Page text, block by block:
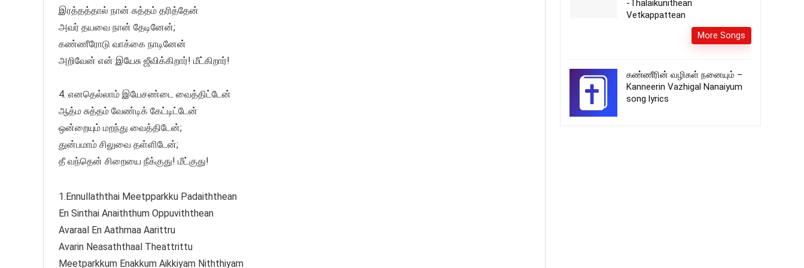
இரத்தத்தால் நான் சுத்தம் தரித்தேன்
அவர் தயவை நான் தேடினேன்;
கண்ணீரோடு வாக்கை நாடினேன்
அறிவேன் என் இயேசு ஜீவிக்கிறார்! மீட்கிறார்!
4. எனதெல்லாம் இயேசண்டை வைத்திட்டேன்
ஆத்ம சுத்தம் வேண்டிக் கேட்டிட்டேன்
ஒன்றையும் மறந்து வைத்திடேன்;
துன்பமாம் சிலுவை தள்ளிடேன்;
தீ வந்தென் சிறையை நீக்குது! மீட்குது!
1.Ennullaththai Meetpparkku Padaiththean
En Sinthai Anaiththum Oppuviththean
Avaraal En Aathmaa Aarittru
Avarin Neasaththaal Theattrittu
Meetparkkum Enakkum Aikkiyam Niththiyam
-Thalaikunithean
Vetkappattean
More Songs
கண்ணீரின் வழிகள் நனையும் –
Kanneerin Vazhigal Nanaiyum
song lyrics